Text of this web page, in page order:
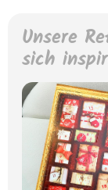
Unsere
sich